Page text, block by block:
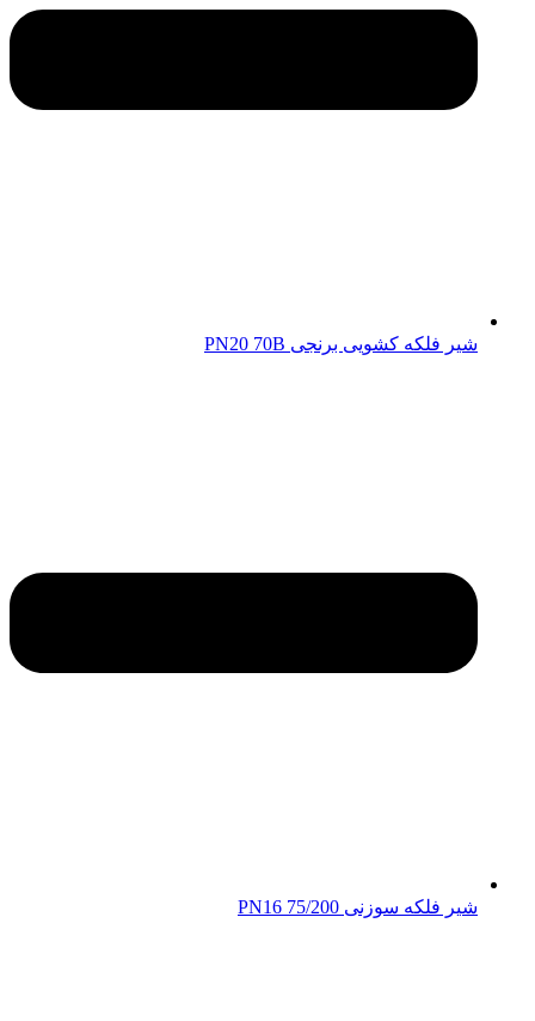
شیر فلکه کشویی برنجی PN20 70B
شیر فلکه سوزنی 75/200 PN16